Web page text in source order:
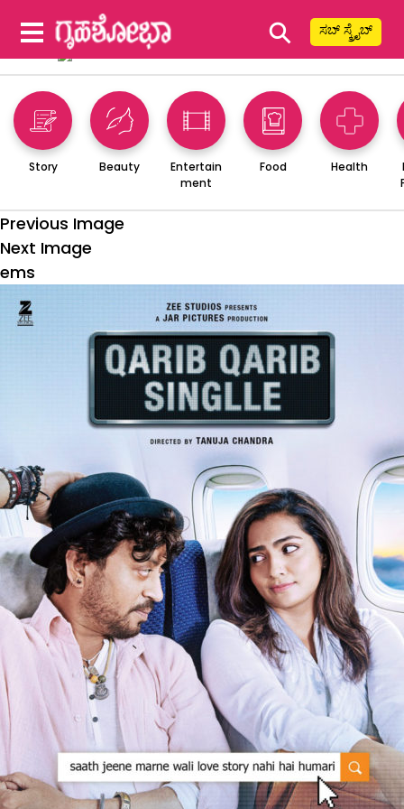
⚲ ಸಬ್ ಸ್ಕ್ರೈಬ್
Story Beauty
Entertain
ment
Food Health
Previous Image
Next Image
ems